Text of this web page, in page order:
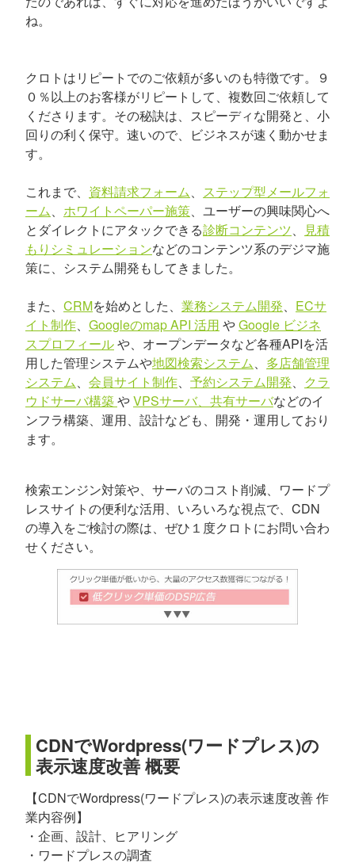
ね。
クロトはリピートでのご依頼が多いのも特徴です。９
０％以上のお客様がリピートして、複数回ご依頼して
くださります。その秘訣は、スピーディな開発と、小
回りの利く保守。速いので、ビジネスが速く動かせま
す。
これまで、 資料請求フォーム、 ステップ型メールフォ
ーム、 ホワイトペーパー施策、ユーザーの興味関心へ
とダイレクトにアタックできる診断コンテンツ、
見積
もりシミュレーションなどのコンテンツ系のデジマ施
策に、システム開発もしてきました。
また、 CRMを始めとした、 業務システム開発、 ECサ
イト制作、 Googleのmap API 活用 やGoogle ビジネ
スプロフィールや、オープンデータなど各種APIを活
用した管理システムや地図検索システム、 多店舗管理
システム、 会員サイト制作、 予約システム開発、 クラ
ウドサーバ構築やVPSサーバ、共有サーバなどのイ
ンフラ構築、運用、設計なども、開発・運用しており
ます。
検索エンジン対策や、サーバのコスト削減、ワードプ
レスサイトの便利な活用、いろいろな視点で、CDN
の導入をご検討の際は、ぜひ１度クロトにお問い合わ
せください。
CDNでWordpress(ワードプレス)の
表示速度改善 概要
【CDNでWordpress(ワードプレス)の表示速度改善 作
業内容例】
・企画、設計、ヒアリング
・ワードプレスの調査